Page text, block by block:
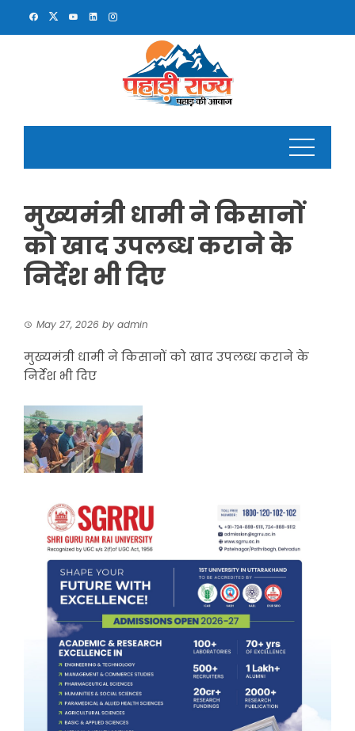
मुख्यमंत्री धामी ने किसानों
को खाद उपलब्ध कराने के
निर्देश भी दिए
May 27, 2026 by admin
मुख्यमंत्री धामी ने किसानों को खाद उपलब्ध कराने के
निर्देश भी दिए